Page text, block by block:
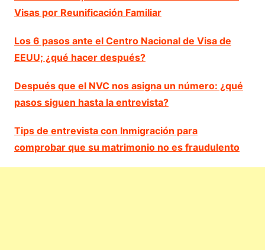
Visas por Reunificación Familiar
Los 6 pasos ante el Centro Nacional de Visa de
EEUU; ¿qué hacer después?
Después que el NVC nos asigna un número: ¿qué
pasos siguen hasta la entrevista?
Tips de entrevista con Inmigración para
comprobar que su matrimonio no es fraudulento